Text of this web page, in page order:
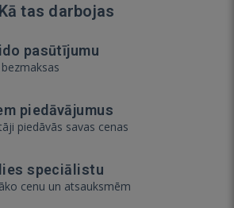
Kā tas darbojas
pasūtījumu
piedāvājumus
piedāvās savas cenas
speciālistu
cenu un atsauksmēm